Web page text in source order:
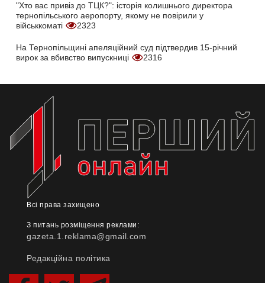
"Хто вас привіз до ТЦК?": історія колишнього директора
тернопільського аеропорту, якому не повірили у
військкоматі
2323
На Тернопільщині апеляційний суд підтвердив 15-річний
вирок за вбивство випускниці
2316
Всі права захищено
З питань розміщення реклами:
gazeta.1.reklama@gmail.com
Редакційна політика